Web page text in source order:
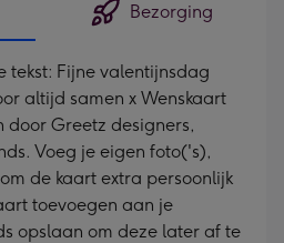
Bezorging
tekst: Fijne valentijnsdag
altijd samen x Wenskaart
Greetz designers,
Voeg je eigen foto('s),
de kaart extra persoonlijk
toevoegen aan je
opslaan om deze later af te